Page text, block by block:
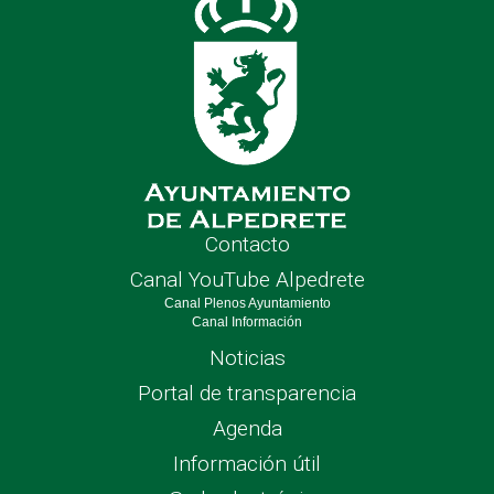
Contacto
Canal YouTube Alpedrete
Canal Plenos Ayuntamiento
Canal Información
Noticias
Portal de transparencia
Agenda
Información útil